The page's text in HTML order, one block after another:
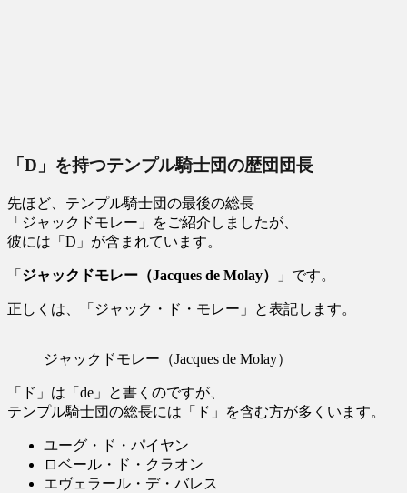
「D」を持つテンプル騎士団の歴団団長
先ほど、テンプル騎士団の最後の総長
「ジャックドモレー」をご紹介しましたが、
彼には「D」が含まれています。
「 ジャックドモレー（Jacques de Molay） 」です。
正しくは、「ジャック・ド・モレー」と表記します。
ジャックドモレー（Jacques de Molay）
「ド」は「de」と書くのですが、
テンプル騎士団の総長には「ド」を含む方が多くいます。
ユーグ・ド・パイヤン
ロベール・ド・クラオン
エヴェラール・デ・バレス